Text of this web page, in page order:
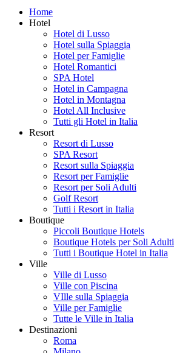
Home
Hotel
Hotel di Lusso
Hotel sulla Spiaggia
Hotel per Famiglie
Hotel Romantici
SPA Hotel
Hotel in Campagna
Hotel in Montagna
Hotel All Inclusive
Tutti gli Hotel in Italia
Resort
Resort di Lusso
SPA Resort
Resort sulla Spiaggia
Resort per Famiglie
Resort per Soli Adulti
Golf Resort
Tutti i Resort in Italia
Boutique
Piccoli Boutique Hotels
Boutique Hotels per Soli Adulti
Tutti i Boutique Hotel in Italia
Ville
Ville di Lusso
Ville con Piscina
VIlle sulla Spiaggia
Ville per Famiglie
Tutte le Ville in Italia
Destinazioni
Roma